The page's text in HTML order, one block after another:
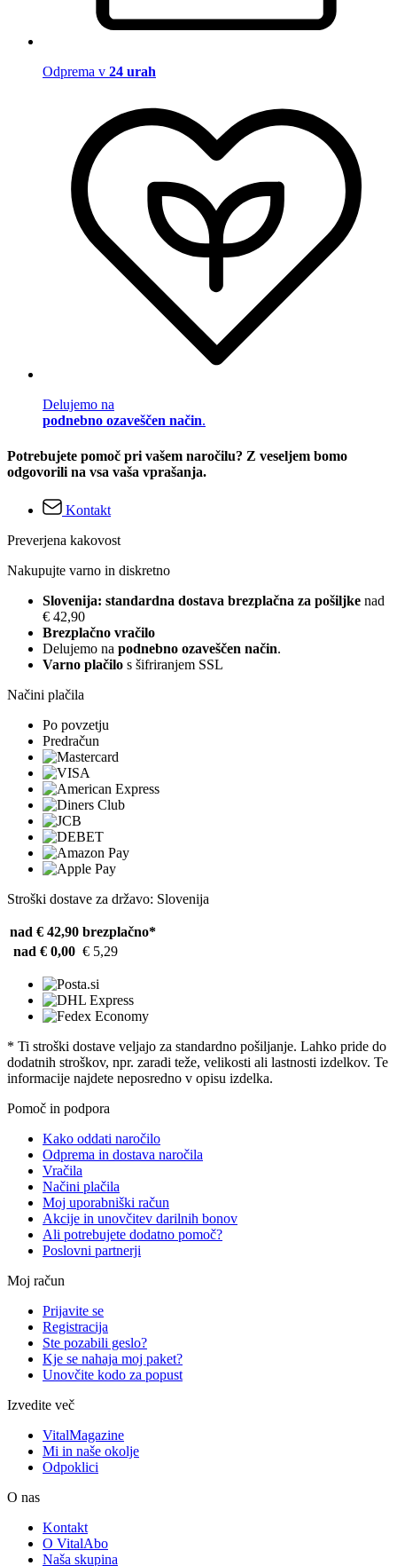
Odprema v 24 urah
Delujemo na
podnebno ozaveščen način.
Potrebujete pomoč pri vašem naročilu? Z veseljem bomo
odgovorili na vsa vaša vprašanja.
Kontakt
Preverjena kakovost
Nakupujte varno in diskretno
Slovenija: standardna dostava brezplačna za pošiljke nad
€ 42,90
Brezplačno vračilo
Delujemo na podnebno ozaveščen način.
Varno plačilo s šifriranjem SSL
Načini plačila
Po povzetju
Predračun
Stroški dostave za državo: Slovenija
nad € 42,90 brezplačno*
nad € 0,00 € 5,29
* Ti stroški dostave veljajo za standardno pošiljanje. Lahko pride do
dodatnih stroškov, npr. zaradi teže, velikosti ali lastnosti izdelkov. Te
informacije najdete neposredno v opisu izdelka.
Pomoč in podpora
Kako oddati naročilo
Odprema in dostava naročila
Vračila
Načini plačila
Moj uporabniški račun
Akcije in unovčitev darilnih bonov
Ali potrebujete dodatno pomoč?
Poslovni partnerji
Moj račun
Prijavite se
Registracija
Ste pozabili geslo?
Kje se nahaja moj paket?
Unovčite kodo za popust
Izvedite več
VitalMagazine
Mi in naše okolje
Odpoklici
O nas
Kontakt
O VitalAbo
Naša skupina